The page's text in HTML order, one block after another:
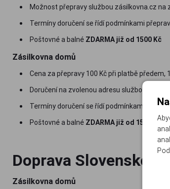
Možnost přepravy službou zásilkovna.cz na
Termíny doručení se řídí podmínkami
Poštovné a balné ZDARMA již od 1500 Kč
Zásilkovna domů
Cena za přepravy 100 Kč při platbě předem,
Doručení na zvolenou adresu službou
Termíny doručení se řídí podmínkami
Poštovné a balné ZDARMA již od 1500 Kč
Doprava Slovensko
Zásilkovna domů